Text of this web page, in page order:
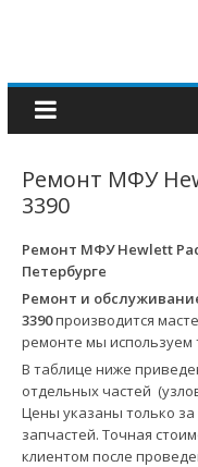
Ремонт МФУ
3390
Ремонт МФУ Hewlett
Петербурге
Ремонт и
3390производится
ремонте мы используем
В таблице ниже
отдельных частей
Цены указаны только за
запчастей. Точная
клиентом после